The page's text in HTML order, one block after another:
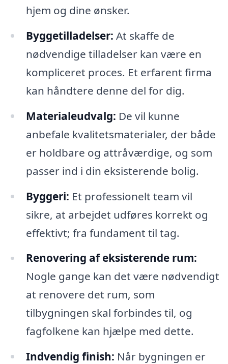
hjem og dine ønsker.
Byggetilladelser: At skaffe de
nødvendige tilladelser kan være en
kompliceret proces. Et erfarent firma
kan håndtere denne del for dig.
Materialeudvalg: De vil kunne
anbefale kvalitetsmaterialer, der både
er holdbare og attråværdige, og som
passer ind i din eksisterende bolig.
Byggeri: Et professionelt team vil
sikre, at arbejdet udføres korrekt og
effektivt; fra fundament til tag.
Renovering af eksisterende rum:
Nogle gange kan det være nødvendigt
at renovere det rum, som
tilbygningen skal forbindes til, og
fagfolkene kan hjælpe med dette.
Indvendig finish: Når bygningen er